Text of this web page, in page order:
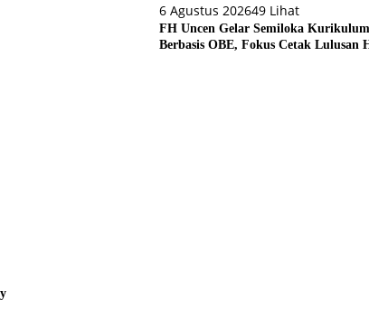
6 Agustus 202649 Lihat
FH Uncen Gelar Semiloka Kurikulum
Berbasis OBE, Fokus Cetak Lulusan